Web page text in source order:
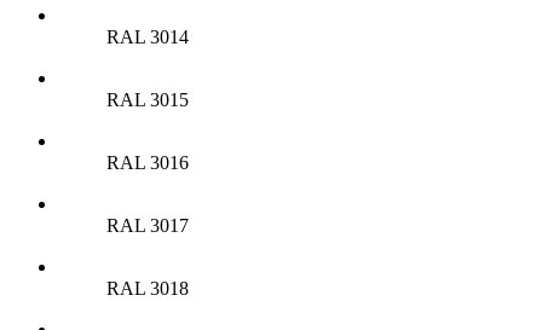
RAL 3014
RAL 3015
RAL 3016
RAL 3017
RAL 3018